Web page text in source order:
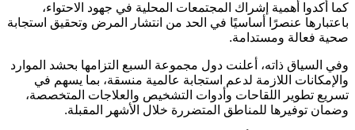
كما أكدوا أهمية إشراك المجتمعات المحلية في جهود الاحتواء،
باعتبارها عنصرًا أساسيًا في الحد من انتشار المرض وتحقيق استجابة
صحية فعالة ومستدامة.
وفي السياق ذاته، أعلنت دول مجموعة السبع التزامها بحشد الموارد
والإمكانات اللازمة لدعم استجابة عالمية منسقة، بما يسهم في
تسريع تطوير اللقاحات وأدوات التشخيص والعلاجات المتخصصة،
وضمان توفيرها للمناطق المتضررة خلال الأشهر المقبلة.